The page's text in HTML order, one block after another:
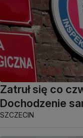
Zatruł się co
Dochodzenie
SZCZECIN